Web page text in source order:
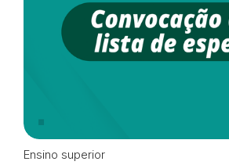
Ensino superior